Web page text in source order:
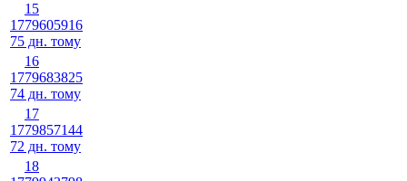
15
1779605916
75 дн. тому
16
1779683825
74 дн. тому
17
1779857144
72 дн. тому
18